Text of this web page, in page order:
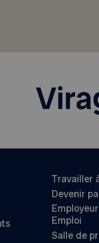
Travailler
Devenir
Emploi
Salle de